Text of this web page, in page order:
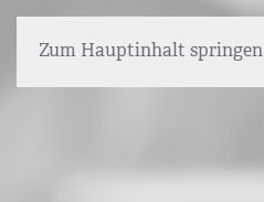
Zum Hauptinhalt springen